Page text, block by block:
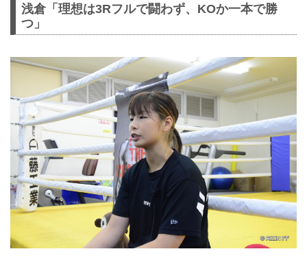
浅倉「理想は3Rフルで闘わず、KOか一本で勝
つ」